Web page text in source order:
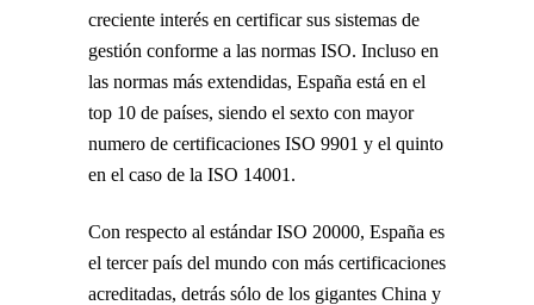
creciente interés en certificar sus sistemas de
gestión conforme a las normas ISO. Incluso en
las normas más extendidas, España está en el
top 10 de países, siendo el sexto con mayor
numero de certificaciones ISO 9901 y el quinto
en el caso de la ISO 14001.
Con respecto al estándar ISO 20000, España es
el tercer país del mundo con más certificaciones
acreditadas, detrás sólo de los gigantes China y